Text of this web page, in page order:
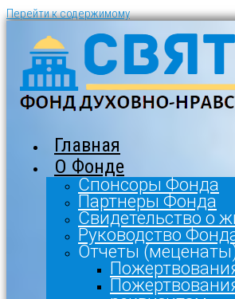
Перейти к содержимому
Главная
О Фонде
Спонсоры Фонда
Партнеры Фонда
Свидетельство о
Руководство
Отчеты